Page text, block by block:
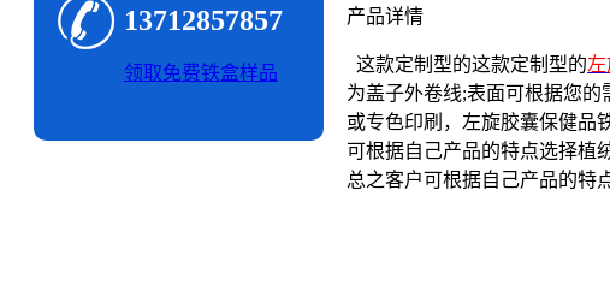
产品详情
这款定制型的这款定制型的
为盖子外卷线;表面可根据您
或专色印刷，左旋胶囊保健品
可根据自己产品的特点选择植
总之客户可根据自己产品的特
13712857857
领取免费铁盒样品